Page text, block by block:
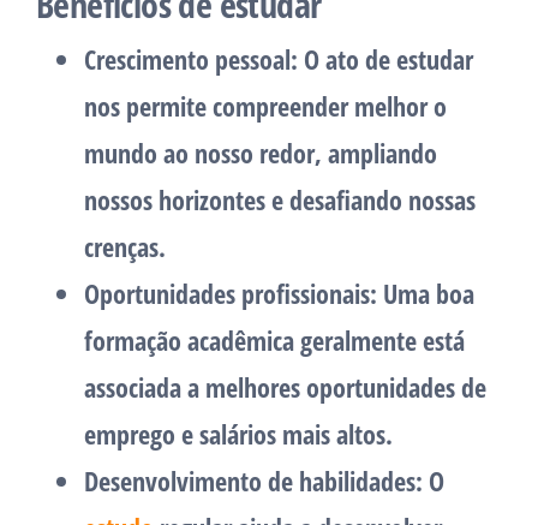
Crescimento pessoal: O ato de estudar
nos permite compreender melhor o
mundo ao nosso redor, ampliando
nossos horizontes e desafiando nossas
crenças.
Oportunidades profissionais: Uma boa
formação acadêmica geralmente está
associada a melhores oportunidades de
emprego e salários mais altos.
Desenvolvimento de habilidades: O